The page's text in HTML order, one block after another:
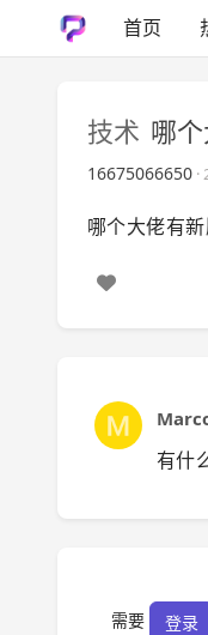
首页
技术 哪
16675066650 ·
哪个大佬有
有什
需要 登录